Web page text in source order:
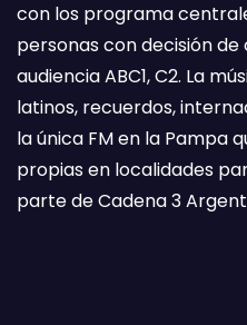
con los programa
personas con decisión de
audiencia ABC1, C2. La
latinos, recuerdos,
la única FM en la Pampa
propias en localidades
parte de Cadena 3